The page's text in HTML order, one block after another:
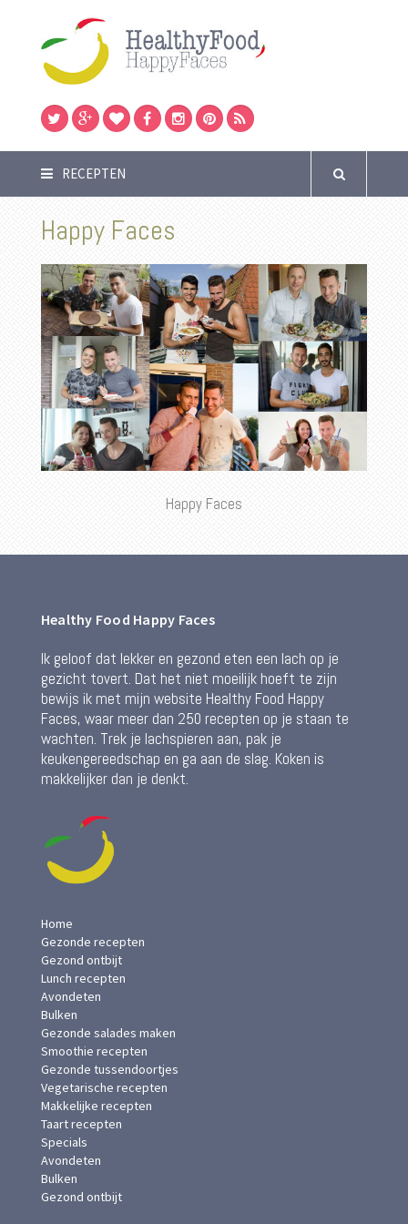
RECEPTEN
Happy Faces
Happy Faces
Healthy Food Happy Faces
Ik geloof dat lekker en gezond eten een lach op je
gezicht tovert. Dat het niet moeilijk hoeft te zijn
bewijs ik met mijn website Healthy Food Happy
Faces, waar meer dan 250 recepten op je staan te
wachten. Trek je lachspieren aan, pak je
keukengereedschap en ga aan de slag. Koken is
makkelijker dan je denkt.
Home
Gezonde recepten
Gezond ontbijt
Lunch recepten
Avondeten
Bulken
Gezonde salades maken
Smoothie recepten
Gezonde tussendoortjes
Vegetarische recepten
Makkelijke recepten
Taart recepten
Specials
Avondeten
Bulken
Gezond ontbijt